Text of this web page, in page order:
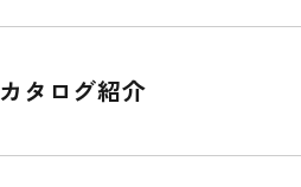
カタログ紹介